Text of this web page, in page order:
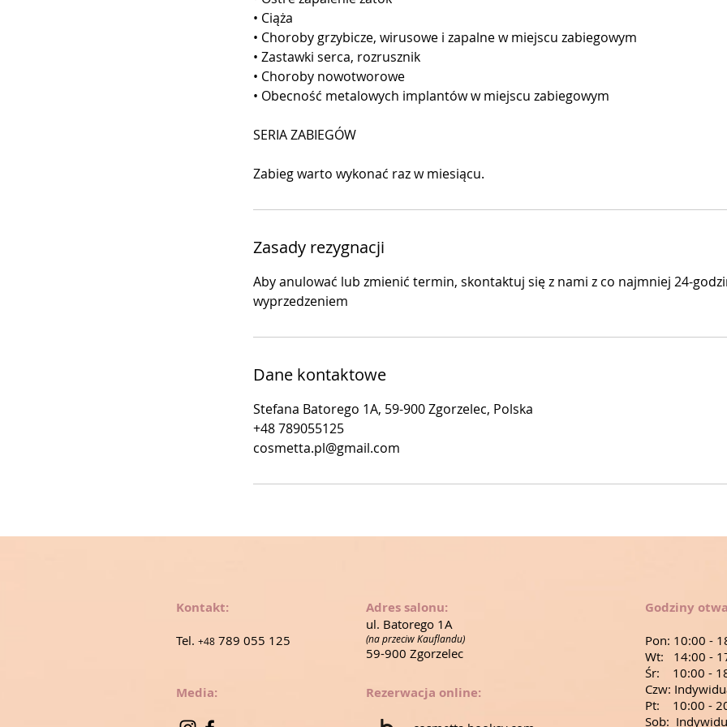
• Ciąża
• Choroby grzybicze, wirusowe i zapalne w miejscu zabiegowym
• Zastawki serca, rozrusznik
• Choroby nowotworowe
• Obecność metalowych implantów w miejscu zabiegowym
SERIA ZABIEGÓW
Zasady rezygnacji
Aby anulować lub zmienić termin, skontaktuj się z nami z co najmniej 24-
wyprzedzeniem
Dane kontaktowe
Stefana Batorego 1A, 59-900 Zgorzelec, Polska
+48 789055125
cosmetta.pl@gmail.com
Kontakt:
Tel. +48 789 055 125
Media:
Adres salonu:
ul. Batorego 1A
(na przeciw Kauflandu)
59-900 Zgorzelec
Rezerwacja online:
Godziny
Pon: 10:00 -
Wt: 14:00 -
Śr: 10:00 -
Czw:
Pt: 10:00 -
Sob: